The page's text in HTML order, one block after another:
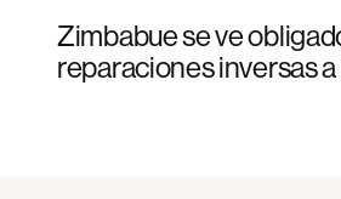
Zimbabue se ve
reparaciones inversas